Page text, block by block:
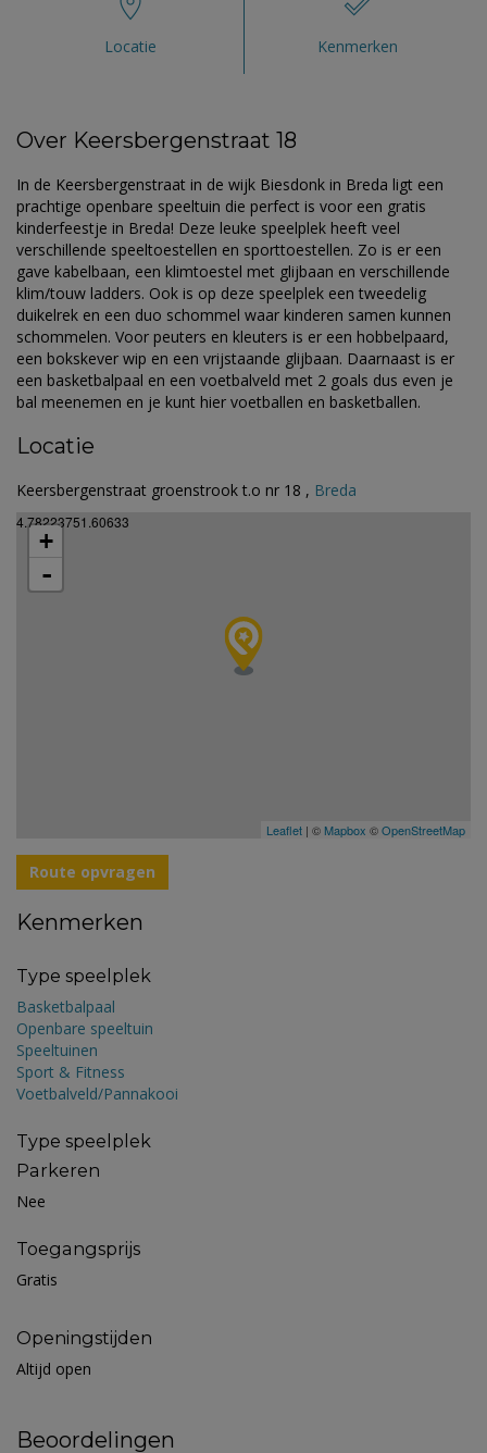
Locatie Kenmerken
Over Keersbergenstraat 18
In de Keersbergenstraat in de wijk Biesdonk in Breda ligt een
prachtige openbare speeltuin die perfect is voor een gratis
kinderfeestje in Breda! Deze leuke speelplek heeft veel
verschillende speeltoestellen en sporttoestellen. Zo is er een
gave kabelbaan, een klimtoestel met glijbaan en verschillende
klim/touw ladders. Ook is op deze speelplek een tweedelig
duikelrek en een duo schommel waar kinderen samen kunnen
schommelen. Voor peuters en kleuters is er een hobbelpaard,
een bokskever wip en een vrijstaande glijbaan. Daarnaast is er
een basketbalpaal en een voetbalveld met 2 goals dus even je
bal meenemen en je kunt hier voetballen en basketballen.
Locatie
Keersbergenstraat groenstrook t.o nr 18 , Breda
4.78223751.60633
+
-
Leaflet | © Mapbox ©OpenStreetMap
Route opvragen
Kenmerken
Type speelplek
Basketbalpaal
Openbare speeltuin
Speeltuinen
Sport & Fitness
Voetbalveld/Pannakooi
Type speelplek
Parkeren
Nee
Toegangsprijs
Gratis
Openingstijden
Altijd open
Beoordelingen